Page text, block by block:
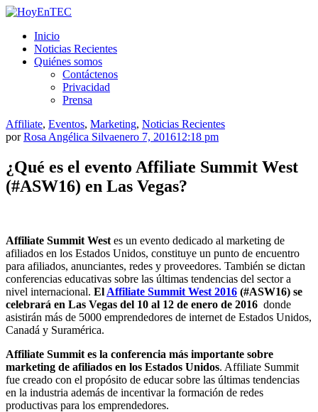
Saltar
contenido.
Inicio
Noticias Recientes
Quiénes somos
Contáctenos
Privacidad
Prensa
Affiliate, Eventos, Marketing, Noticias Recientes
porRosa Angélica Silvaenero 7, 201612:18 pm
¿Qué es el evento Affiliate Summit West
(#ASW16) en Las Vegas?
Affiliate Summit West es un evento dedicado al marketing de
afiliados en los Estados Unidos, constituye un punto de encuentro
para afiliados, anunciantes, redes y proveedores. También se dictan
conferencias educativas sobre las últimas tendencias del sector a
nivel internacional. El Affiliate Summit West 2016 (#ASW16) se
celebrará en Las Vegas del 10 al 12 de enero de 2016 donde
asistirán más de 5000 emprendedores de internet de Estados Unidos,
Canadá y Suramérica.
Affiliate Summit es la conferencia más importante sobre
marketing de afiliados en los Estados Unidos. Affiliate Summit
fue creado con el propósito de educar sobre las últimas tendencias
en la industria además de incentivar la formación de redes
productivas para los emprendedores.